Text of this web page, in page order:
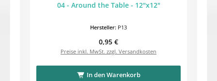
04 - Around the Table - 12"x12"
Hersteller: P13
Regulärer Preis:
0,95 €
Preise inkl. MwSt. zzgl. Versandkosten
In den Warenkorb